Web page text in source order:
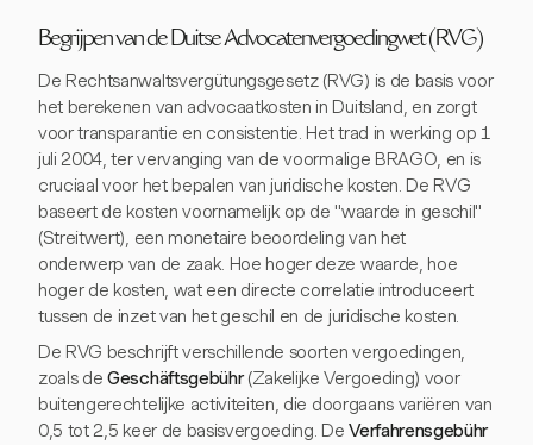
Begrijpen van de Duitse Advocatenvergoedingwet (RVG)
De Rechtsanwaltsvergütungsgesetz (RVG) is de basis voor
het berekenen van advocaatkosten in Duitsland, en zorgt
voor transparantie en consistentie. Het trad in werking op 1
juli 2004, ter vervanging van de voormalige BRAGO, en is
cruciaal voor het bepalen van juridische kosten. De RVG
baseert de kosten voornamelijk op de "waarde in geschil"
(Streitwert), een monetaire beoordeling van het
onderwerp van de zaak. Hoe hoger deze waarde, hoe
hoger de kosten, wat een directe correlatie introduceert
tussen de inzet van het geschil en de juridische kosten.
De RVG beschrijft verschillende soorten vergoedingen,
zoals deGeschäftsgebühr(Zakelijke Vergoeding) voor
buitengerechtelijke activiteiten, die doorgaans variëren van
0,5 tot 2,5 keer de basisvergoeding. DeVerfahrensgebühr